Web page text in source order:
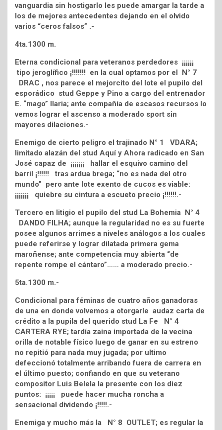
vanguardia sin hostigarlo les puede amargar la tarde a
los de mejores antecedentes dejando en el olvido
varios “ceros falsos” .-
4ta.1300 m.
Eterna condicional para veteranos perdedores ¡¡¡¡¡¡
tipo jeroglífico ¡!!!!!!! en la cual optamos por el N° 7
DRAC , nos parece el mejorcito del lote el pupilo del
esporádico stud Geppe y Pino a cargo del entrenador
E. “mago” Ilaria; ante compañía de escasos recursos lo
vemos lograr el ascenso a moderado sport sin
mayores dilaciones.-
Enemigo de cierto peligro el trajinado N° 1 VDARA;
limitado alazán del stud Aquí y Ahora radicado en San
José capaz de ¡¡¡¡¡¡¡ hallar el esquivo camino del
barril ¡!!!!!! tras ardua brega; “no es nada del otro
mundo” pero ante lote exento de cucos es viable:
¡¡¡¡¡¡¡ quiebre su cintura a escueto precio ¡!!!!!!.-
Tercero en litigio el pupilo del stud La Bohemia N° 4
DANDO FILHA; aunque la regularidad no es su fuerte
posee algunos arrimes a niveles análogos a los cuales
puede referirse y lograr dilatada primera gema
maroñense; ante competencia muy abierta “de
repente rompe el cántaro”…… a moderado precio.-
5ta.1300 m.-
Condicional para féminas de cuatro años ganadoras
de una en donde volvemos a otorgarle audaz carta de
crédito a la pupila del querido stud La Fe N° 4
CARTERA RYE; tardía zaina importada de la vecina
orilla de notable físico luego de ganar en su estreno
no repitió para nada muy jugada; por ultimo
defeccionó totalmente arribando fuera de carrera en
el último puesto; confiando en que su veterano
compositor Luis Belela la presente con los diez
puntos: ¡¡¡¡¡ puede hacer mucha roncha a
sensacional dividendo ¡!!!!!.-
Enemiga y mucho más la N° 8 OUTLET; es regular la